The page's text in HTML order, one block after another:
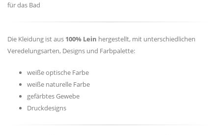
für das Bad
Die Kleidung ist aus 100% Lein hergestellt, mit unterschiedlichen
Veredelungsarten, Designs und Farbpalette:
weiße optische Farbe
weiße naturelle Farbe
gefärbtes Gewebe
Druckdesigns